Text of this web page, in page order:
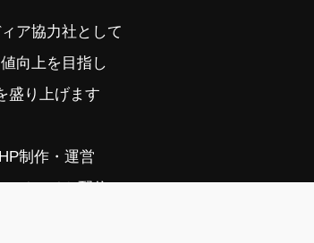
ア協力社として
向上を目指し
盛り上げます
制作・運営
イライト配信